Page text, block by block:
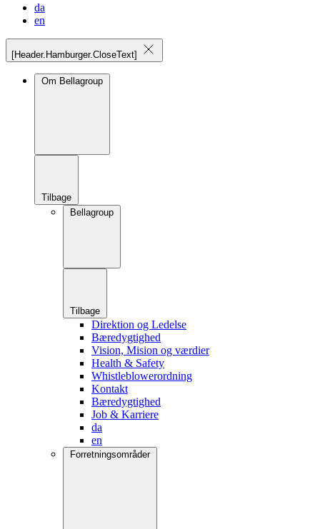
da
en
[Header.Hamburger.CloseText]
Om Bellagroup
Tilbage
Bellagroup
Tilbage
Direktion og Ledelse
Bæredygtighed
Vision, Mision og værdier
Health & Safety
Whistleblowerordning
Kontakt
Bæredygtighed
Job & Karriere
da
en
Forretningsområder